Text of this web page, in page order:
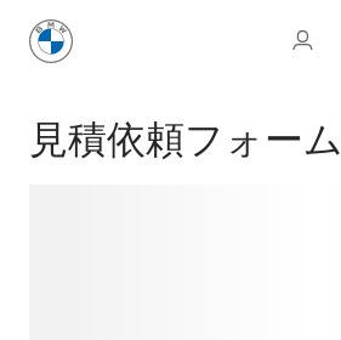
見積依頼フォーム